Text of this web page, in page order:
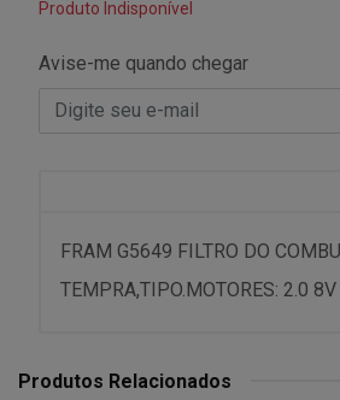
Produto Indisponível
Avise-me quando chegar
FRAM G5649 FILTRO DO
TEMPRA,TIPO.MOTORES: 2.0 8V
Produtos Relacionados